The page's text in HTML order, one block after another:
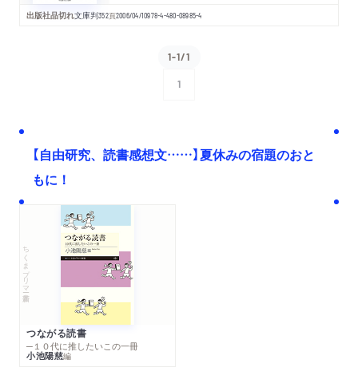
出版社品切れ文庫判352頁2006/04/10978-4-480-08985-4
1-1/1
1
【自由研究、読書感想文……】夏休みの宿題のおと
もに！
ちくまプリマー新書
つながる読書
─１０代に推したいこの一冊
小池陽慈編